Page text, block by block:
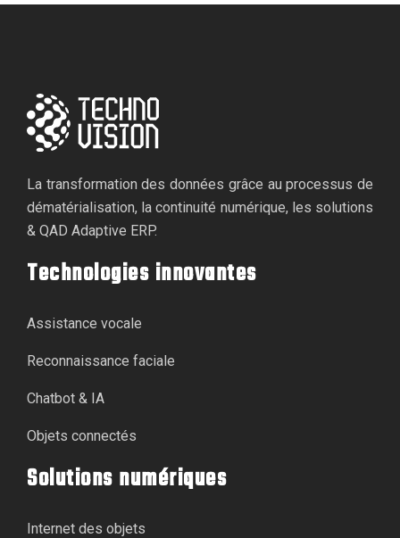
La transformation des données grâce au processus de
dématérialisation, la continuité numérique, les solutions
& QAD Adaptive ERP.
Technologies innovantes
Assistance vocale
Reconnaissance faciale
Chatbot & IA
Objets connectés
Solutions numériques
Internet des objets